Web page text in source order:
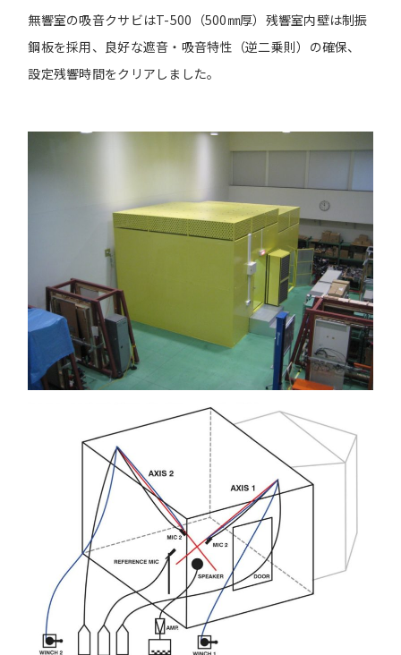
無響室の吸音クサビはT-500（500㎜厚）残響室内壁は制振
鋼板を採用、良好な遮音・吸音特性（逆二乗則）の確保、
設定残響時間をクリアしました。